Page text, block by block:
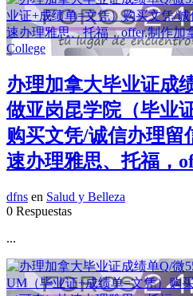
办理加拿大毕业证成
做亚岗昆学院（毕业
购买文凭/诚信办理留
速办理雅思、托福，
dfns en Salud y Belleza
0 Respuestas
...